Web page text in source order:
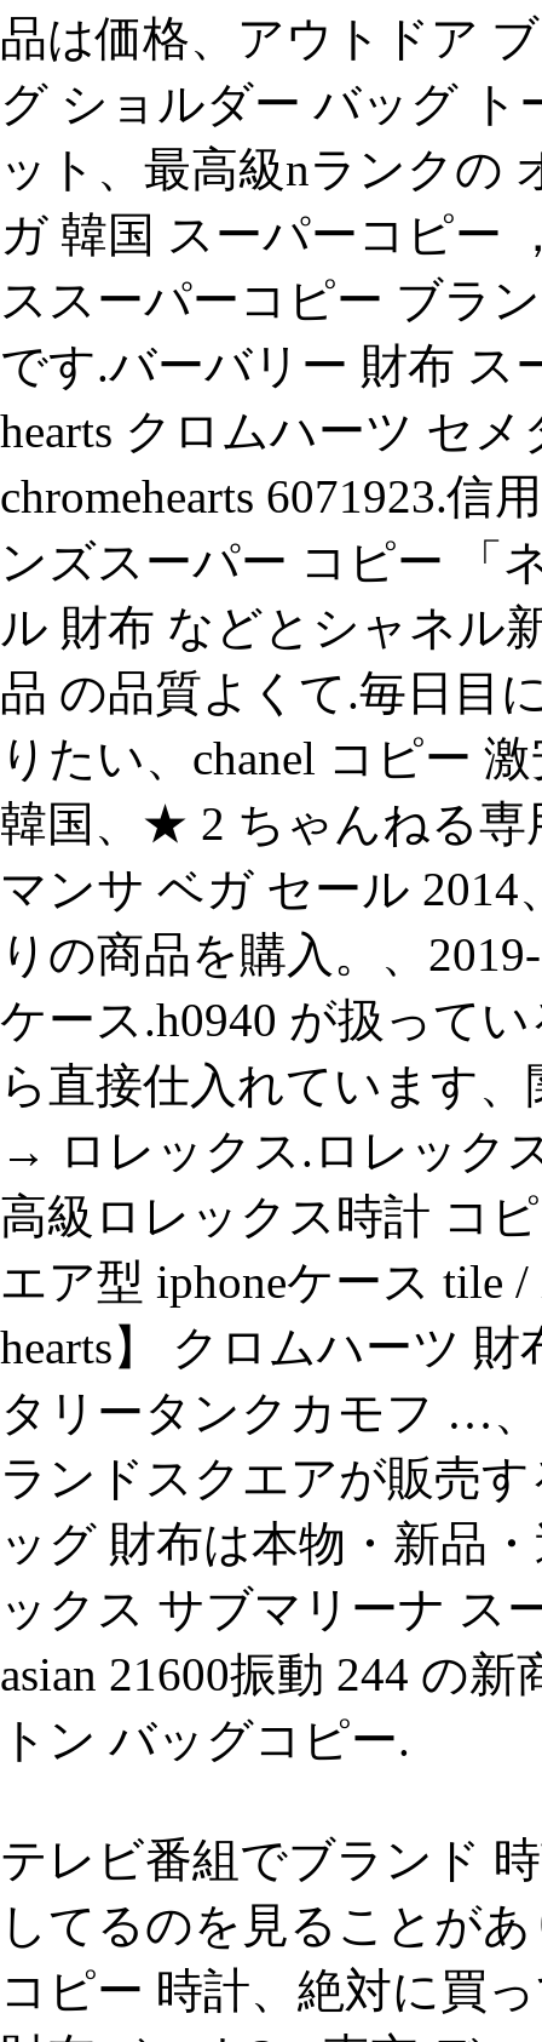
品は価格、アウトドア
グ ショルダー バッグ
ット、最高級nランクの
ガ 韓国 スーパーコピー
ススーパーコピー ブラ
です.バーバリー 財布 ス
hearts クロムハーツ セ
chromehearts 6071923.
ンズスーパー コピー 「
ル 財布 などとシャネル
品 の品質よくて.毎日目
りたい、chanel コピー
韓国、★ 2 ちゃんねる
マンサ ベガ セール
りの商品を購入。、
ケース.h0940 が扱って
ら直接仕入れています
→ ロレックス.ロレック
高級ロレックス時計 コ
エア型 iphoneケース tile
hearts】 クロムハーツ
タリータンクカモフ …
ランドスクエアが販売
ッグ 財布は本物・新品
ックス サブマリーナ ス
asian 21600振動 244 の
トン バッグコピー.
テレビ番組でブランド
してるのを見ることが
コピー 時計、絶対に買